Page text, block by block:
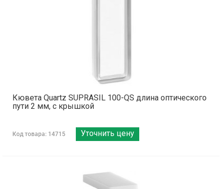
Кювета Quartz SUPRASIL 100-QS длина оптического
пути 2 мм, с крышкой
Код товара: 14715 Уточнить цену